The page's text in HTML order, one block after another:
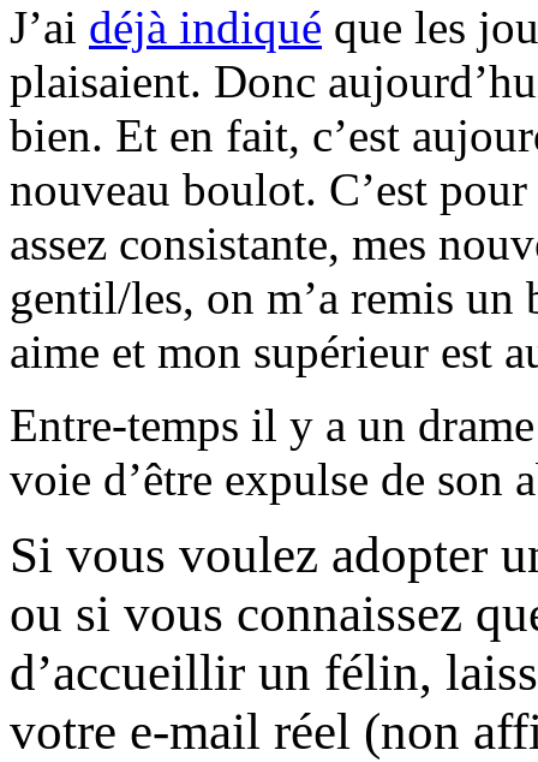
J’ai déjà indiqué que les
plaisaient. Donc
bien. Et en fait, c’est
nouveau boulot. C’est
assez consistante, mes
gentil/les, on m’a remis un
aime et mon supérieur est
Entre-temps il y a un
voie d’être expulse de son
Si vous voulez adopter
ou si vous connaissez
d’accueillir un félin,
votre e-mail réel (non